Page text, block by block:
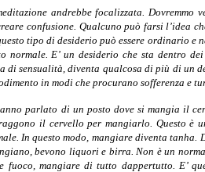
andrebbe focalizzata.
confusione. Qualcuno può farsi l’idea
tipo di desiderio può essere ordinario e
normale. E’ un desiderio che sta dentro
di sensualità, diventa qualcosa di più di un
in modi che procurano sofferenza e
parlato di un posto dove si mangia il
il cervello per mangiarlo. Questo è
In questo modo, mangiare diventa
bevono liquori e birra. Non è un
fuoco, mangiare di tutto dappertutto. E’